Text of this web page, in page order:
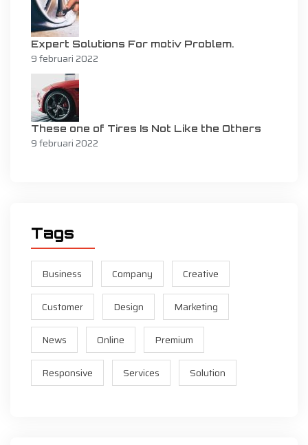
Expert Solutions For motiv Problem.
9 februari 2022
These one of Tires Is Not Like the Others
9 februari 2022
Tags
Business Company Creative
Customer Design Marketing
News Online Premium
Responsive Services Solution